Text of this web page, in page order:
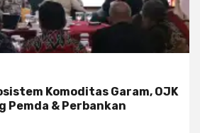
Komoditas Garam, OJK
Pemda & Perbankan